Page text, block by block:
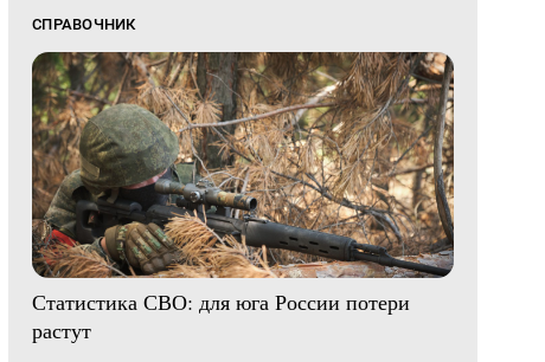
СПРАВОЧНИК
Статистика СВО: для юга России потери
растут